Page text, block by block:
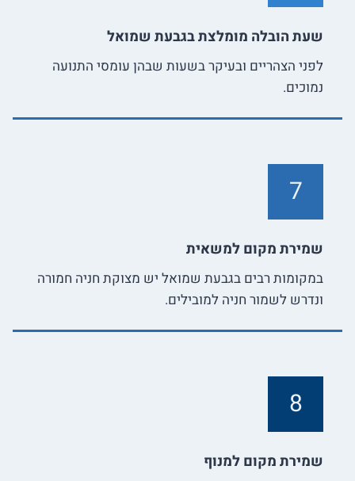
שעת הובלה מומלצת בגבעת שמואל
לפני הצהריים ובעיקר בשעות שבהן עומסי התנועה
נמוכים.
7
שמירת מקום למשאית
במקומות רבים בגבעת שמואל יש מצוקת חניה חמורה
ונדרש לשמור חניה למובילים.
8
שמירת מקום למנוף